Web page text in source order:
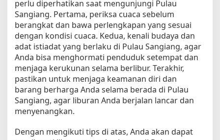
perlu diperhatikan saat mengunjungi Pulau
Sangiang. Pertama, periksa cuaca sebelum
berangkat dan bawa perlengkapan yang sesuai
dengan kondisi cuaca. Kedua, kenali budaya dan
adat istiadat yang berlaku di Pulau Sangiang, agar
Anda bisa menghormati penduduk setempat dan
menjaga kerukunan selama berlibur. Terakhir,
pastikan untuk menjaga keamanan diri dan
barang berharga Anda selama berada di Pulau
Sangiang, agar liburan Anda berjalan lancar dan
menyenangkan.
Dengan mengikuti tips di atas, Anda akan dapat